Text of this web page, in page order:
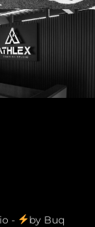
- by Buq